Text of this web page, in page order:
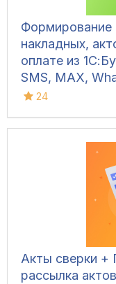
Формирование
накладных,
оплате из
SMS, MAX,
24
Акты сверки +
рассылка